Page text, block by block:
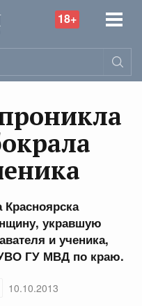
18+
укравшую
и ученика,
ГУ МВД по краю.
10.10.2013